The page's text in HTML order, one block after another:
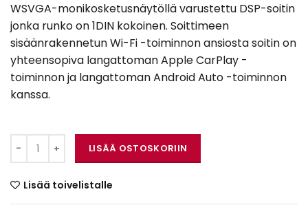
WSVGA-monikosketusnäytöllä varustettu DSP-soitin
jonka runko on 1DIN kokoinen. Soittimeen
sisäänrakennetun Wi-Fi -toiminnon ansiosta soitin on
yhteensopiva langattoman Apple CarPlay -
toiminnon ja langattoman Android Auto -toiminnon
kanssa.
Pioneer SPH-EVO950DAB-UNI määrä
LISÄÄ OSTOSKORIIN
Lisää toivelistalle